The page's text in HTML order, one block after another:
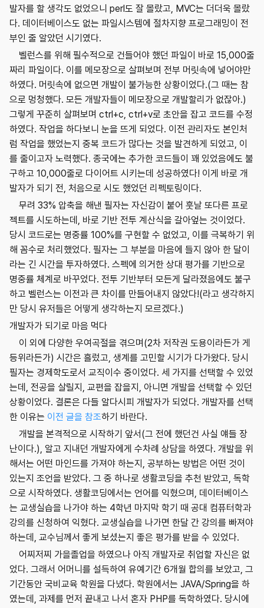
발자를 할 생각도 없었으니 perl도 잘 몰랐고, MVC는 더더욱 몰랐
다. 데이터베이스도 없는 파일시스템에 절차지향 프로그래밍이 전
부인 줄 알았던 시기였다.
벨런스를 위해 필수적으로 건들어야 했던 파일이 바로 15,000줄
짜리 파일이다. 이를 메모장으로 살펴보며 전부 머릿속에 넣어야만
하였다. 머릿속에 없으면 개발이 불가능한 상황이었다.(그 때는 참
으로 멍청했다. 모든 개발자들이 메모장으로 개발할리가 없잖아.)
그렇게 꾸준히 살펴보며 ctrl+c, ctrl+v로 초안을 잡고 코드를 수정
하였다. 작업을 하다보니 눈을 뜨게 되었다. 이전 관리자도 본인처
럼 작업을 했었는지 중복 코드가 많다는 것을 발견하게 되었고, 이
를 줄이고자 노력했다. 종국에는 추가한 코드들이 꽤 있었음에도 불
구하고 10,000줄로 다이어트 시키는데 성공하였다! 이게 바로 개
발자가 되기 전, 처음으로 시도 했었던 리펙토링이다.
무려 33% 압축을 해낸 필자는 자신감이 붙어 훗날 또다른 프로
젝트를 시도하는데, 바로 기반 전투 계산식을 갈아엎는 것이었다.
당시 코드로는 명중률 100%를 구현할 수 없었고, 이를 극복하기 위
해 꼼수로 처리했었다. 필자는 그 부분을 마음에 들지 않아 한 달이
라는 긴 시간을 투자하였다. 스펙에 의거한 상대 평가를 기반으로
명중률 체계로 바꾸었다. 전투 기반부터 모든게 달라졌음에도 불구
하고 벨런스는 이전과 큰 차이를 만들어내지 않았다!(라고 생각하지
만 당시 유저들은 어떻게 생각하는지 모르겠다.)
개발자가 되기로 마음 먹다
이 외에 다양한 우여곡절을 겪으며(2차 저작권 도용이라든가 게
등위라든가) 시간은 흘렀고, 생계를 고민할 시기가 다가왔다. 당시
필자는 경제학도로서 교직이수 중이었다. 세 가지를 선택할 수 있었
는데, 전공을 살릴지, 교편을 잡을지, 아니면 개발을 선택할 수 있던
상황이었다. 결론은 다들 알다시피 개발자가 되었다. 개발자를 선택
한 이유는 이전 글을 참조하기 바란다.
개발을 본격적으로 시작하기 앞서(그 전에 했던건 사실 얘들 장
난이다.), 알고 지내던 개발자에게 수차례 상담을 하였다. 개발을 위
해서는 어떤 마인드를 가져야 하는지, 공부하는 방법은 어떤 것이
있는지 조언을 받았다. 그 중 하나로 생활코딩을 추천 받았고, 독학
으로 시작하였다. 생활코딩에서는 언어를 익혔으며, 데이터베이스
는 교생실습을 나가야 하는 4학년 마지막 학기 때 공대 컴퓨터학과
강의를 신청하여 익혔다. 교생실습을 나가면 한달 간 강의를 빠져야
하는데, 교수님께서 좋게 보셨는지 좋은 평가를 받을 수 있었다.
어찌저찌 가을졸업을 하였으나 아직 개발자로 취업할 자신은 없
었다. 그래서 어머니를 설득하여 유예기간 6개월 합의를 보았고, 그
기간동안 국비교육 학원을 다녔다. 학원에서는 JAVA/Spring을 하
였는데, 과제를 먼저 끝내고 나서 혼자 PHP를 독학하였다. 당시에